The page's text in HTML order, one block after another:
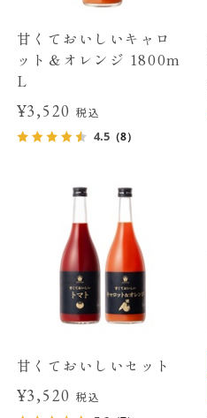
甘くておいしいキャロ
ット＆オレンジ 1800m
L
¥3,520税込
4.5（8）
甘くておいしいセット
¥3,520税込